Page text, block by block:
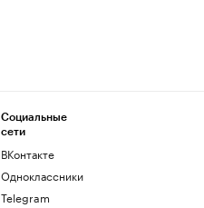
Социальные
сети
ВКонтакте
Одноклассники
Telegram